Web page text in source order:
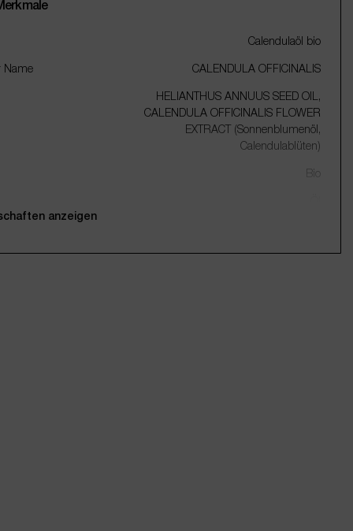
Calendulaöl bio
Name CALENDULA OFFICINALIS
HELIANTHUS ANNUUS SEED OIL,
CALENDULA OFFICINALIS FLOWER
EXTRACT (Sonnenblumenöl,
Calendulablüten)
Bio
100ml
anzeigen